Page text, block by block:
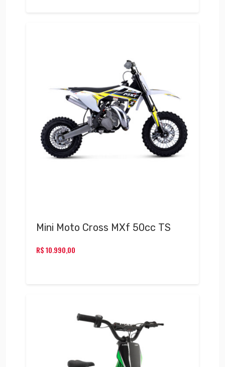
Mini Moto Cross MXf 50cc TS
R$10.990,00